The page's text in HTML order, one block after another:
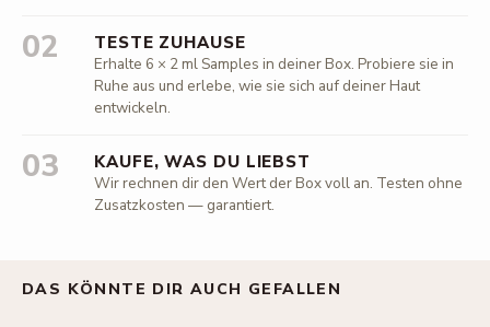
02 TESTE ZUHAUSE
Erhalte 6 × 2 ml Samples in deiner Box. Probiere sie in
Ruhe aus und erlebe, wie sie sich auf deiner Haut
entwickeln.
03 KAUFE, WAS DU LIEBST
Wir rechnen dir den Wert der Box voll an. Testen ohne
Zusatzkosten — garantiert.
DAS KÖNNTE DIR AUCH GEFALLEN